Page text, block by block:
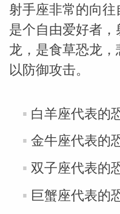
婆星座
射手座非常的向往
是个自由爱好者，
龙，是食草恐龙
以防御攻击。
白羊座代表的
金牛座代表的
双子座代表的
巨蟹座代表的